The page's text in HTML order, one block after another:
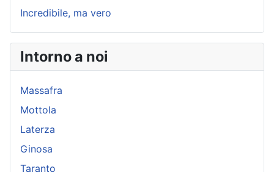
Incredibile, ma vero
Intorno a noi
Massafra
Mottola
Laterza
Ginosa
Taranto